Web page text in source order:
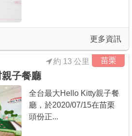
更多資訊
苗栗
子餐廳
約 13 公里
全台最大Hello Kitty親子餐
廳，於2020/07/15在苗栗
頭份正...